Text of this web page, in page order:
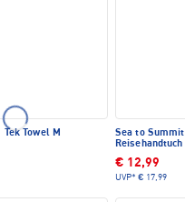
Tek Towel M
Sea to Summit
Reisehandtuch
€ 12,99
UVP* € 17,99